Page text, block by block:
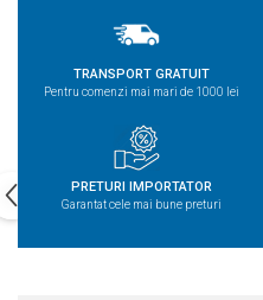
TRANSPORT GRATUIT
Pentru comenzi mai mari de 1000 lei
PRETURI IMPORTATOR
Garantat cele mai bune preturi